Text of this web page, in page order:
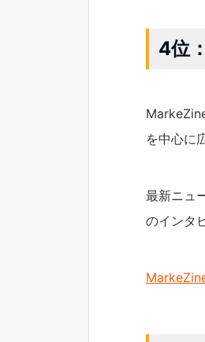
4位
を中心に
最新ニュ
のインタ